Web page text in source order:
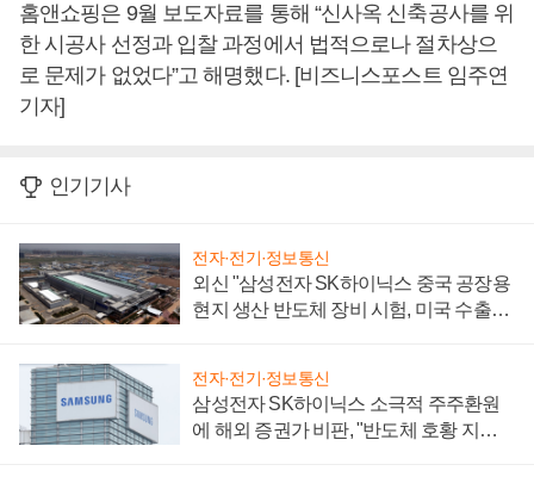
홈앤쇼핑은 9월 보도자료를 통해 “신사옥 신축공사를 위
한 시공사 선정과 입찰 과정에서 법적으로나 절차상으
로 문제가 없었다”고 해명했다. [비즈니스포스트 임주연
기자]
인기기사
전자·전기·정보통신
외신 "삼성전자 SK하이닉스 중국 공장용
현지 생산 반도체 장비 시험, 미국 수출통
전자·전기·정보통신
삼성전자 SK하이닉스 소극적 주주환원
에 해외 증권가 비판, "반도체 호황 지속